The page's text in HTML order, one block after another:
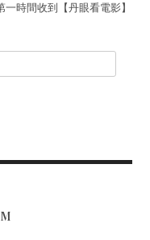
時間收到【丹眼看電影】